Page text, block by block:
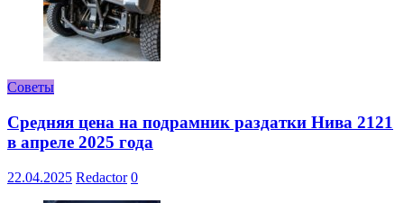
Советы
Средняя цена на подрамник раздатки Нива 2121
в апреле 2025 года
22.04.2025 Redactor 0